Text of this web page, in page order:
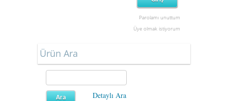
Parolamı unuttum
Üye olmak istiyorum
Ürün Ara
Detaylı Ara